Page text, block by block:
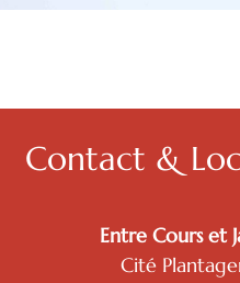
Contact &
Entre Cours et
Cité